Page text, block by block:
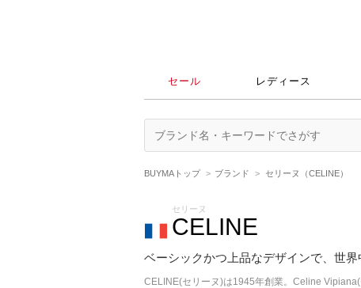
セール レディース
BUYMAトップ ブランド セリーヌ（CELINE）
セリーヌ
CELINE
ベーシックかつ上品なデザインで、世
CELINE(セリーヌ)は1945年創業。Celine